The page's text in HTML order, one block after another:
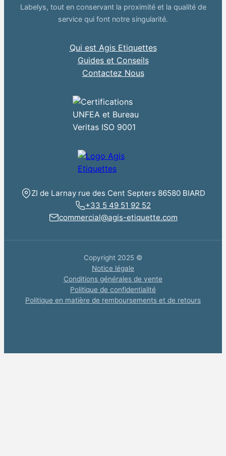
Labelys, tout en conservant la proximité et la qualité de
service qui font notre singularité.
Qui est Agis Etiquettes
Guides et Conseils
Contactez Nous
ZI de Larnay rue des Cent Septers 86580 BIARD
+33 5 49 51 92 52
commercial@agis-etiquette.com
Copyright 2025 ©
Notice légale
Conditions générales de vente
Politique de confidentialité
Politique en matière de remboursements et de retours